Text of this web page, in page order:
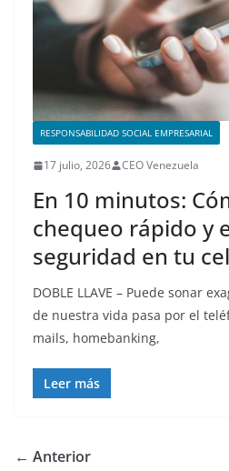
RESPONSABILIDAD SOCIAL EMPRESARIAL
17 julio, 2026 CEO Venezuela
En 10 minutos:
chequeo rápido y
seguridad en tu
DOBLE LLAVE – Puede sonar
de nuestra vida pasa por el
mails, homebanking,
Leer más
← Anterior